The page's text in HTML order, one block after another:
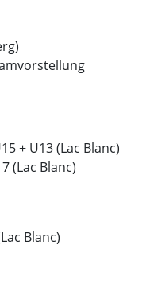
+ U13 (Lac Blanc)
(Lac Blanc)
Blanc)